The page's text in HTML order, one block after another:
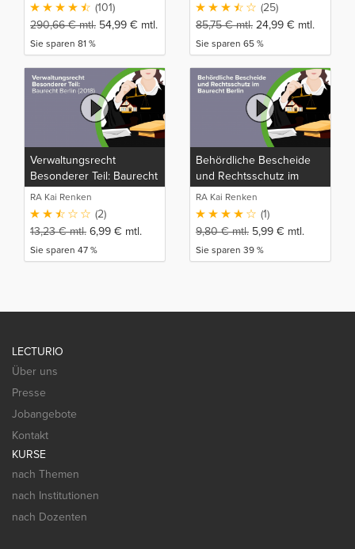
(101)
290,66€mtl. 54,99 € mtl.
Sie sparen 81 %
(25)
85,75€mtl. 24,99 € mtl.
Sie sparen 65 %
Verwaltungsrecht
Besonderer Teil: Baurecht
Berlin (2018)
RA Kai Renken
(2)
13,23€mtl. 6,99 € mtl.
Sie sparen 47 %
Behördliche Bescheide
und Rechtsschutz im
Baurecht Berlin
RA Kai Renken
(1)
9,80€mtl. 5,99 € mtl.
Sie sparen 39 %
LECTURIO
Über uns
Presse
Jobangebote
Kontakt
KURSE
nach Themen
nach Institutionen
nach Dozenten